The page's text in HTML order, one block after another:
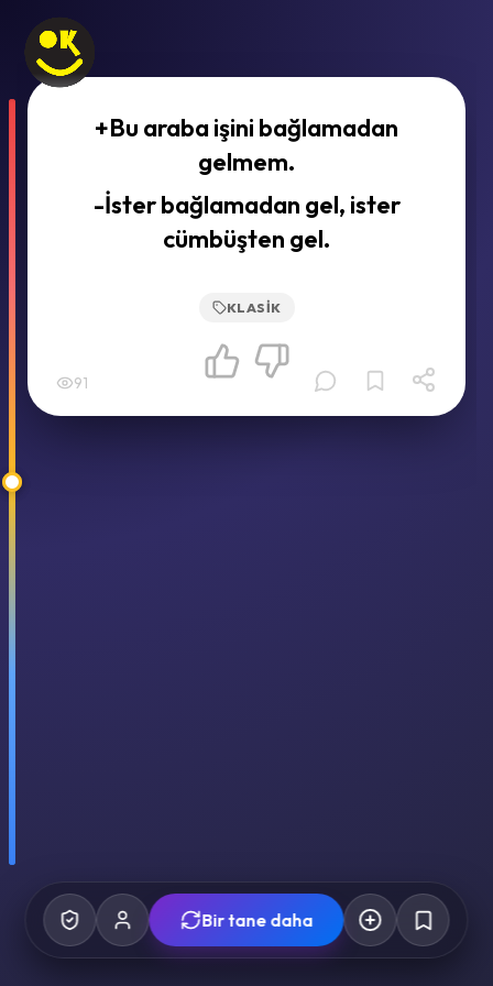
+Bu araba işini bağlamadan
gelmem.
-İster bağlamadan gel, ister
cümbüşten gel.
KLASIK
91
Bir tane daha